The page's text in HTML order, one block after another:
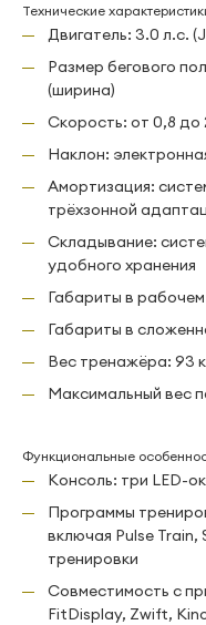
Технические
Двигатель: 3.0 л.с.
Размер бегового
(ширина)
Скорость: от 0,8 до
Наклон:
Амортизация:
трёхзонной
Складывание:
удобного хранения
Габариты в рабочем
Габариты в
Вес тренажёра: 93
Максимальный вес
Функциональные
Консоль: три LED-
Программы
включая Pulse
тренировки
Совместимость с
FitDisplay, Zwift,